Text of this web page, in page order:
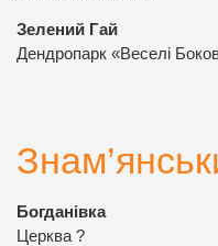
Зелений Гай
Дендропарк «Веселі
Богданівка
Церква ?